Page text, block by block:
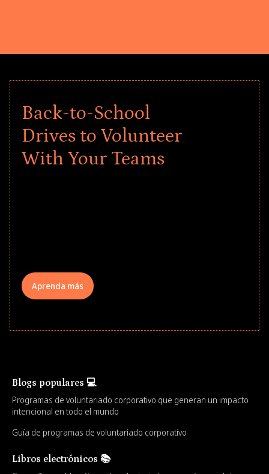
Back-to-School
Drives to Volunteer
With Your Teams
Aprenda más
Blogs populares 💻
Programas de voluntariado corporativo que generan un impacto
intencional en todo el mundo
Guía de programas de voluntariado corporativo
Libros electrónicos 📚